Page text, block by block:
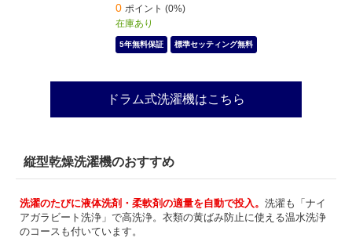
0 ポイント (0%)
在庫あり
5年無料保証 標準セッティング無料
ドラム式洗濯機はこちら
縦型乾燥洗濯機のおすすめ
洗濯のたびに液体洗剤・柔軟剤の適量を自動で投入。 洗濯も「ナイ
アガラビート洗浄」で高洗浄。衣類の黄ばみ防止に使える温水洗浄
のコースも付いています。